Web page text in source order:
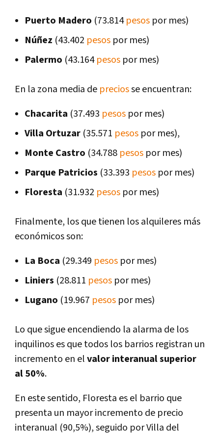
Puerto Madero (73.814pesos por mes)
Núñez (43.402 pesos por mes)
Palermo (43.164pesos por mes)
En la zona media de preciosse encuentran:
Chacarita (37.493 pesos por mes)
Villa Ortuzar (35.571 pesos por mes),
Monte Castro (34.788 pesos por mes)
Parque Patricios (33.393 pesos por mes)
Floresta (31.932 pesos por mes)
Finalmente, los que tienen los alquileres más
económicos son:
La Boca (29.349 pesos por mes)
Liniers (28.811 pesos por mes)
Lugano (19.967 pesos por mes)
Lo que sigue encendiendo la alarma de los
inquilinos es que todos los barrios registran un
incremento en elvalor interanual superior
al 50%.
En este sentido, Floresta es el barrio que
presenta un mayor incremento de precio
interanual (90,5%), seguido por Villa del